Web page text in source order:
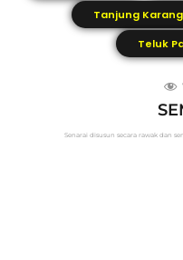
Tanjung Karang
Teluk
Senarai disusun secara rawak dan